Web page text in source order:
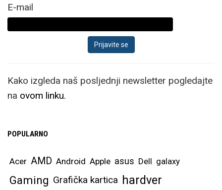
E-mail
Kako izgleda naš posljednji newsletter pogledajte
na ovom linku.
POPULARNO
Acer AMD Android Apple asus Dell galaxy
Gaming Grafička kartica hardver